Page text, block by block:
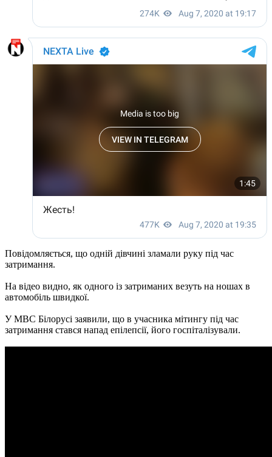
Повідомляється, що одній дівчині зламали руку під час
затримання.
На відео видно, як одного із затриманих везуть на ношах в
автомобіль швидкої.
У МВС Білорусі заявили, що в учасника мітингу під час
затримання стався напад епілепсії, його госпіталізували.